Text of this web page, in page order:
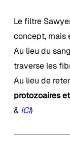
Le filtre
concept, mais
Au lieu du
traverse les
Au lieu de
protozoaires
& ICI)